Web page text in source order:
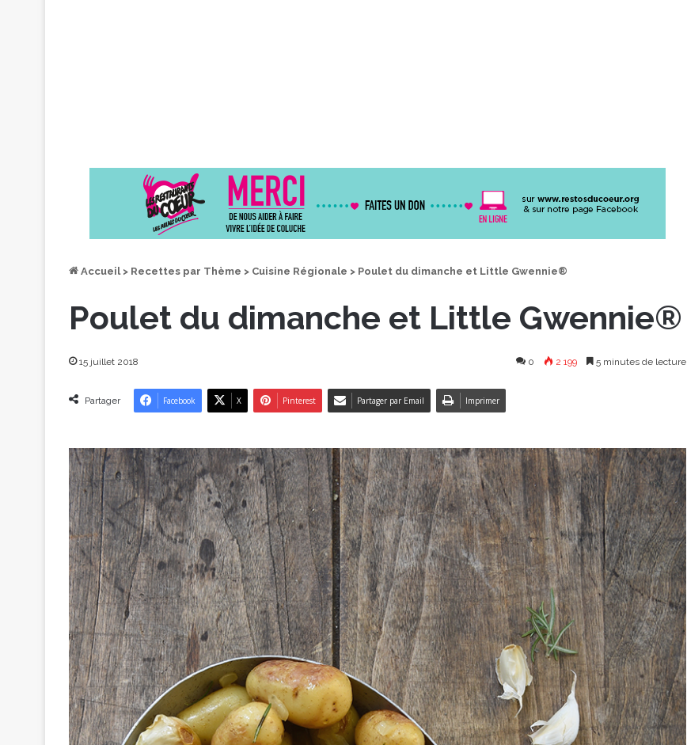
Accueil > Recettes par Thème > Cuisine Régionale > Poulet du dimanche et Little Gwennie®
Poulet du dimanche et Little Gwennie®
15 juillet 2018 0 2 199 5 minutes de lecture
Partager Facebook X Pinterest Partager par Email Imprimer